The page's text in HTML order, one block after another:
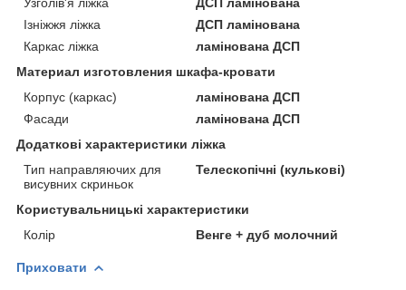
Ізніжжя ліжка
ДСП ламінована
Каркас ліжка
ламінована ДСП
Материал изготовления шкафа-кровати
Корпус (каркас)
ламінована ДСП
Фасади
ламінована ДСП
Додаткові характеристики ліжка
Тип направляючих для
висувних скриньок
Телескопічні (кулькові)
Користувальницькі характеристики
Колір
Венге + дуб молочний
Приховати